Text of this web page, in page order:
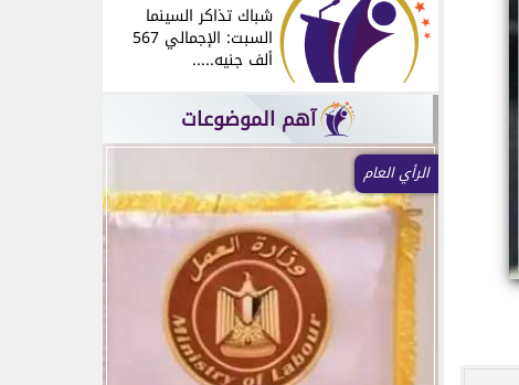
شباك تذاكر السينما
السبت: الإجمالي 567
ألف جنيه.....
آهم الموضوعات
الرأي العام